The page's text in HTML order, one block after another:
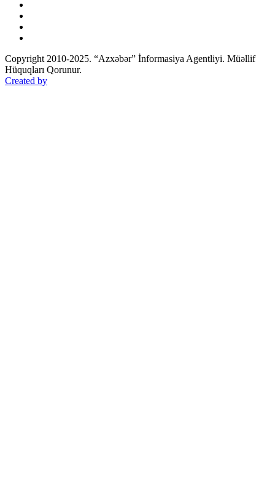
Copyright 2010-2025. “Azxəbər” İnformasiya Agentliyi. Müəllif
Hüquqları Qorunur.
Created by